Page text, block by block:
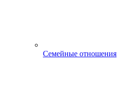
Семейные отношения